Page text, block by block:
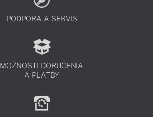
PODPORA A SERVIS
MOŽNOSTI DORUČENIA
A PLATBY